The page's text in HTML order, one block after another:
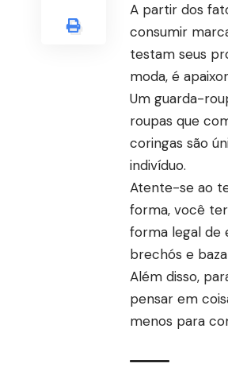
A partir dos
consumir
testam seus
moda, é
Um guarda-
roupas que
coringas são
indivíduo.
Atente-se ao
forma, você
forma legal de
brechós e
Além disso,
pensar em
menos para